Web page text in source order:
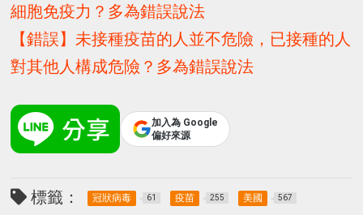
細胞免疫力？多為錯誤說法
【錯誤】未接種疫苗的人並不危險，已接種的人
對其他人構成危險？多為錯誤說法
加入為 Google
偏好來源
標籤： 冠狀病毒 61 疫苗 255 美國 567